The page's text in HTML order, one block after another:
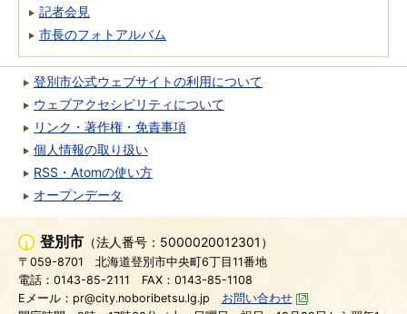
記者会見
市長のフォトアルバム
登別市公式ウェブサイトの利用について
ウェブアクセシビリティについて
リンク・著作権・免責事項
個人情報の取り扱い
RSS・Atomの使い方
オープンデータ
登別市 （法人番号：5000020012301）
〒059-8701
北海道登別市中央町6丁目11番地
電話：0143-85-2111
FAX：0143-85-1108
Eメール：pr@city.noboribetsu.lg.jp
お問い合わせ